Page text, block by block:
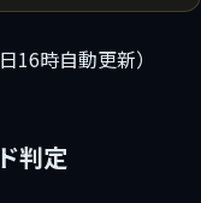
16時自動更新）
判定